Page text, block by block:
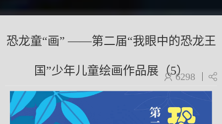
恐龙童“画” ——第二届“我眼中的恐龙王
国”少年儿童绘画作品展（5）
6298